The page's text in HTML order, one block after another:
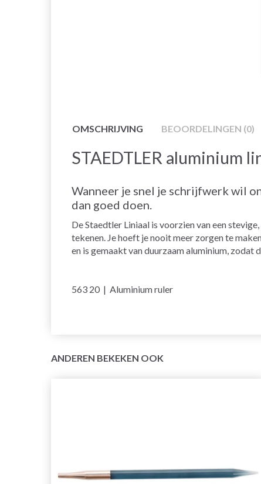
OMSCHRIJVING BEOORDELINGEN (0)
STAEDTLER aluminium
Wanneer je snel je schrijfwerk wil
dan goed doen.
De Staedtler Liniaal is voorzien van een
tekenen. Je hoeft je nooit meer zorgen te
en is gemaakt van duurzaam aluminium,
563 20 | Aluminium ruler
ANDEREN BEKEKEN OOK